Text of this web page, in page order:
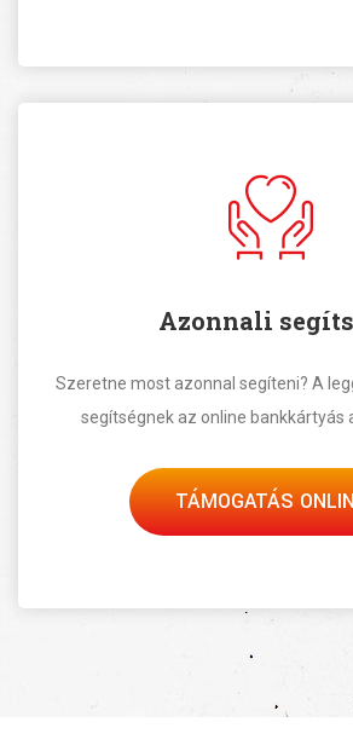
Azonnali
Szeretne most azonnal segíteni? A
segítségnek az online bankkártyás
TÁMOGATÁS